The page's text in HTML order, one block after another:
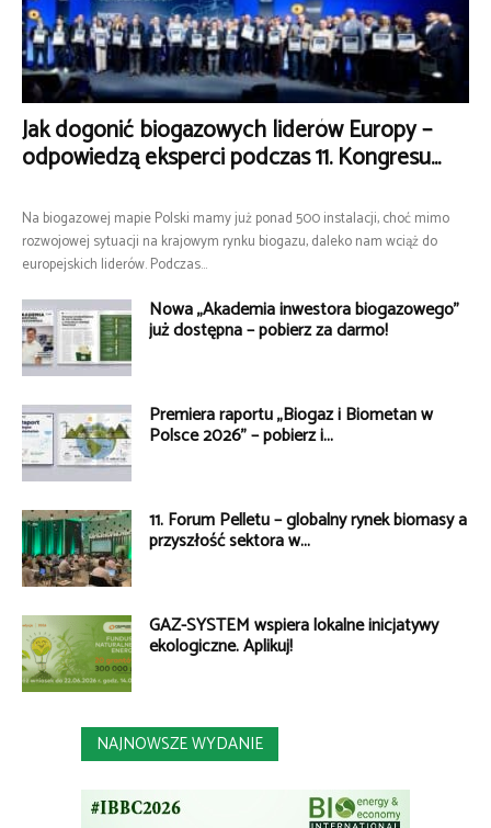
Jak dogonić biogazowych liderów Europy –
odpowiedzą eksperci podczas 11. Kongresu...
Na biogazowej mapie Polski mamy już ponad 500 instalacji, choć mimo
rozwojowej sytuacji na krajowym rynku biogazu, daleko nam wciąż do
europejskich liderów. Podczas...
Nowa „Akademia inwestora biogazowego”
już dostępna – pobierz za darmo!
Premiera raportu „Biogaz i Biometan w
Polsce 2026” – pobierz i...
11. Forum Pelletu – globalny rynek biomasy a
przyszłość sektora w...
GAZ-SYSTEM wspiera lokalne inicjatywy
ekologiczne. Aplikuj!
NAJNOWSZE WYDANIE